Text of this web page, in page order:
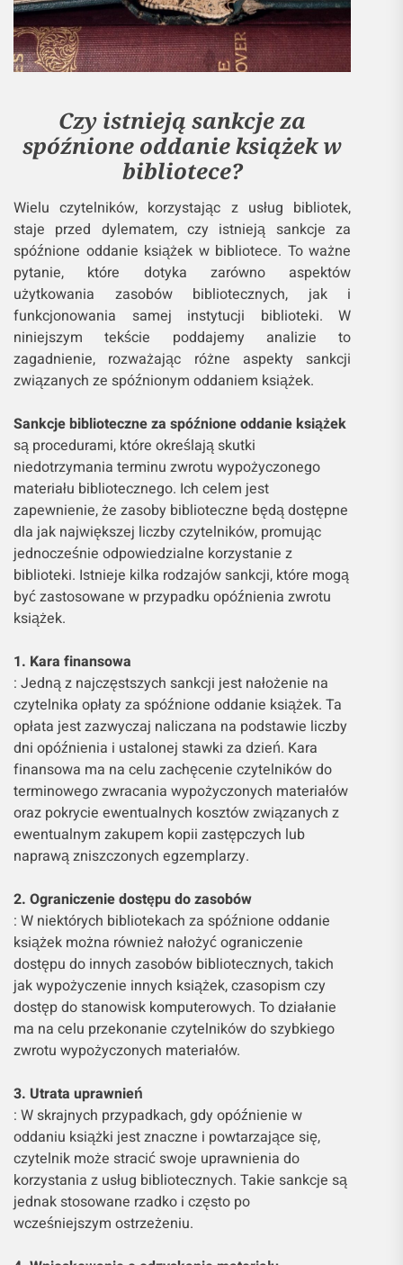
Czy istnieją sankcje za
spóźnione oddanie książek w
bibliotece?
Wielu czytelników, korzystając z usług bibliotek,
staje przed dylematem, czy istnieją sankcje za
spóźnione oddanie książek w bibliotece. To ważne
pytanie, które dotyka zarówno aspektów
użytkowania zasobów bibliotecznych, jak i
funkcjonowania samej instytucji biblioteki. W
niniejszym tekście poddajemy analizie to
zagadnienie, rozważając różne aspekty sankcji
związanych ze spóźnionym oddaniem książek.
Sankcje biblioteczne za spóźnione oddanie książek
są procedurami, które określają skutki
niedotrzymania terminu zwrotu wypożyczonego
materiału bibliotecznego. Ich celem jest
zapewnienie, że zasoby biblioteczne będą dostępne
dla jak największej liczby czytelników, promując
jednocześnie odpowiedzialne korzystanie z
biblioteki. Istnieje kilka rodzajów sankcji, które mogą
być zastosowane w przypadku opóźnienia zwrotu
książek.
1. Kara finansowa
: Jedną z najczęstszych sankcji jest nałożenie na
czytelnika opłaty za spóźnione oddanie książek. Ta
opłata jest zazwyczaj naliczana na podstawie liczby
dni opóźnienia i ustalonej stawki za dzień. Kara
finansowa ma na celu zachęcenie czytelników do
terminowego zwracania wypożyczonych materiałów
oraz pokrycie ewentualnych kosztów związanych z
ewentualnym zakupem kopii zastępczych lub
naprawą zniszczonych egzemplarzy.
2. Ograniczenie dostępu do zasobów
: W niektórych bibliotekach za spóźnione oddanie
książek można również nałożyć ograniczenie
dostępu do innych zasobów bibliotecznych, takich
jak wypożyczenie innych książek, czasopism czy
dostęp do stanowisk komputerowych. To działanie
ma na celu przekonanie czytelników do szybkiego
zwrotu wypożyczonych materiałów.
3. Utrata uprawnień
: W skrajnych przypadkach, gdy opóźnienie w
oddaniu książki jest znaczne i powtarzające się,
czytelnik może stracić swoje uprawnienia do
korzystania z usług bibliotecznych. Takie sankcje są
jednak stosowane rzadko i często po
wcześniejszym ostrzeżeniu.